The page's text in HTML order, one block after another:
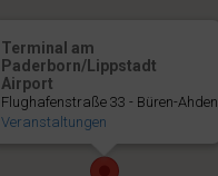
Terminal am
Paderborn/Lippstadt
Airport
Flughafenstraße 33 - Büren-Ahden
Veranstaltungen